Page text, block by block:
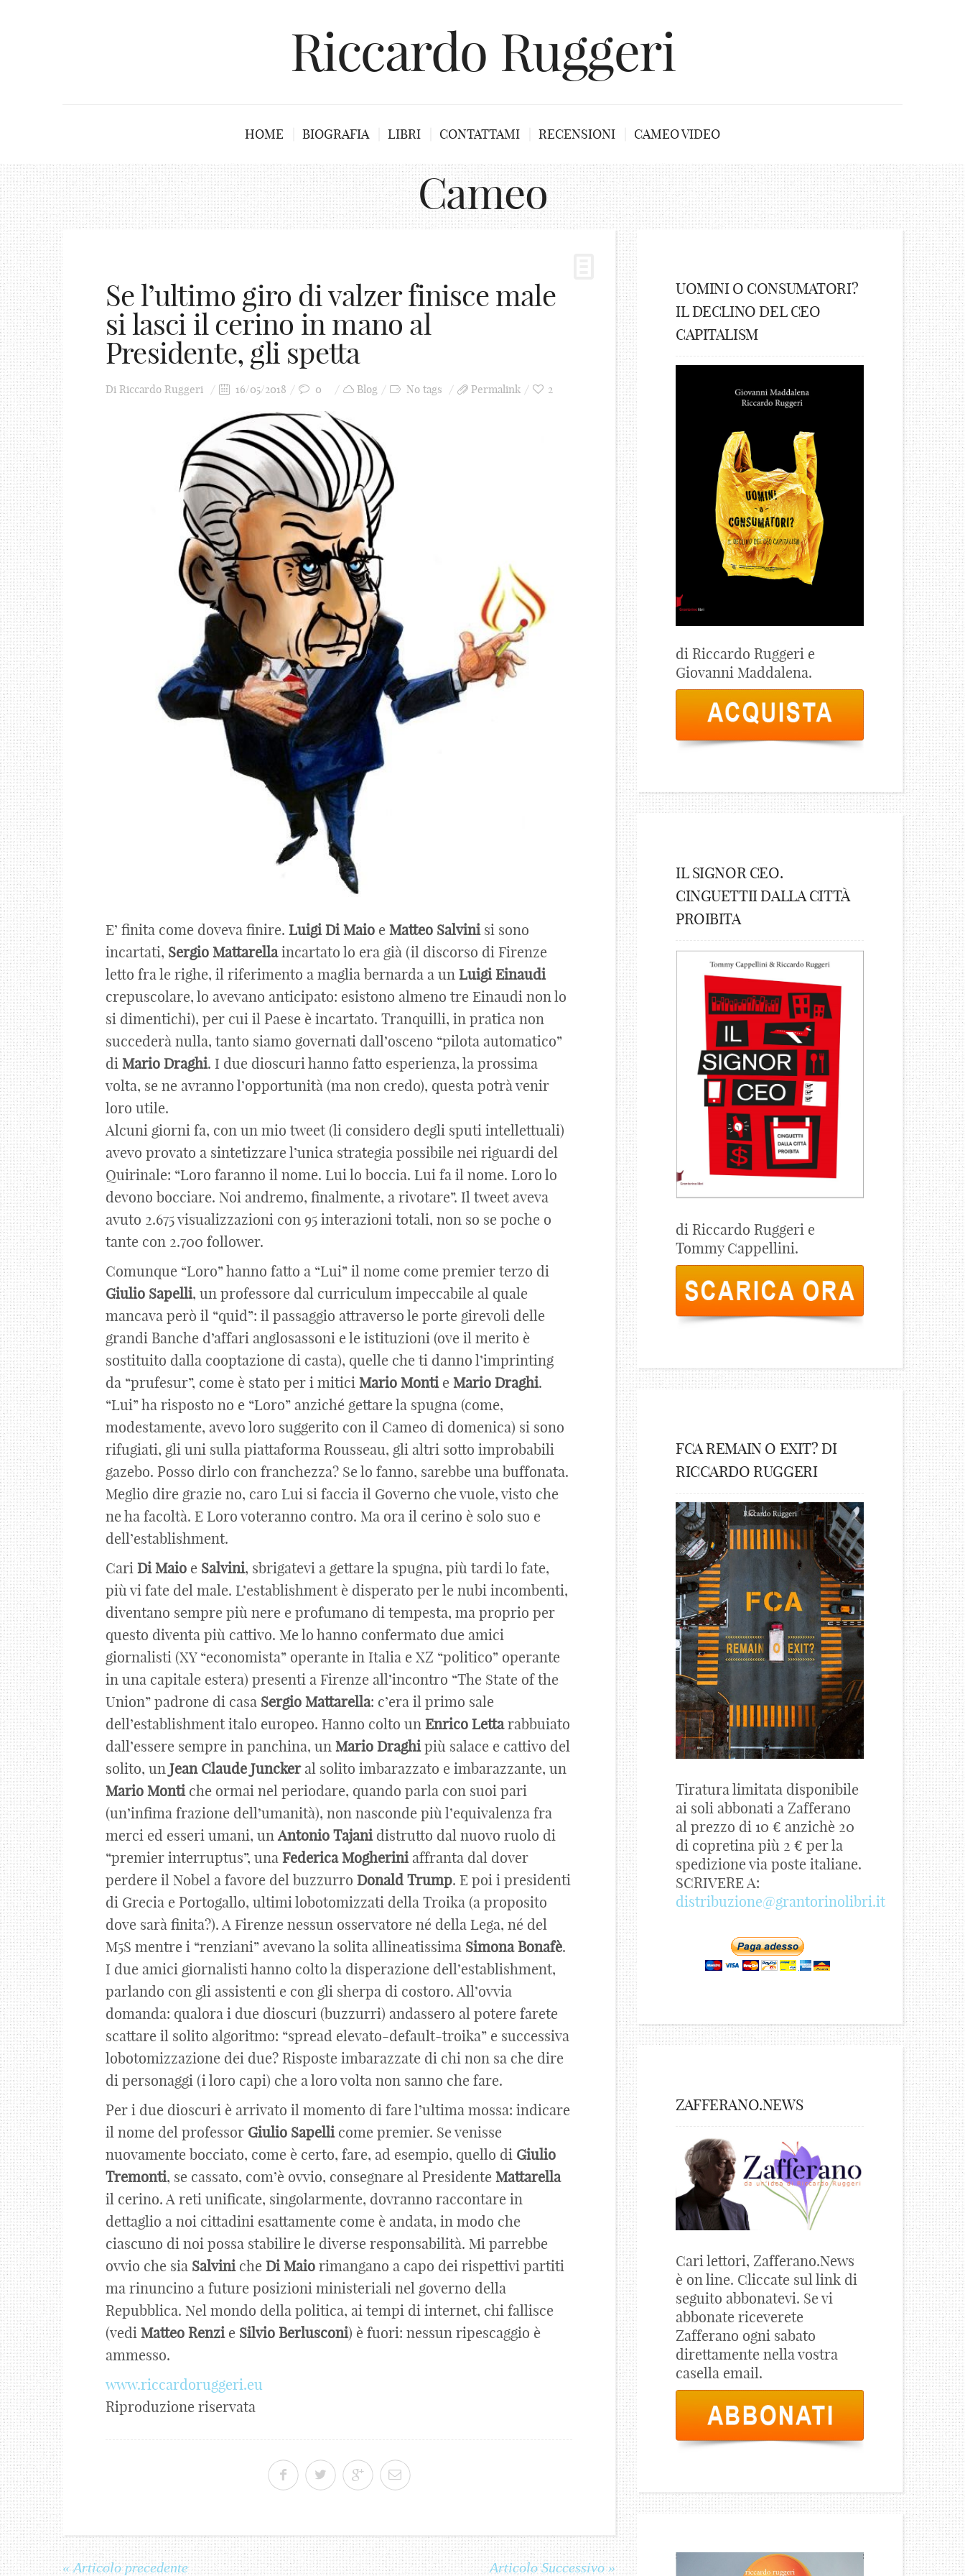
Riccardo Ruggeri
HOME BIOGRAFIA LIBRI CONTATTAMI RECENSIONI CAMEO VIDEO
Cameo
Se l’ultimo giro di valzer finisce male
si lasci il cerino in mano al
Presidente, gli spetta
Di Riccardo Ruggeri 16/05/2018 0 Blog No tags Permalink 2
E’ finita come doveva finire. Luigi Di Maio e Matteo Salvinisi sono
incartati, Sergio Mattarellaincartato lo era già (il discorso di Firenze
letto fra le righe, il riferimento a maglia bernarda a un Luigi Einaudi
crepuscolare, lo avevano anticipato: esistono almeno tre Einaudi non lo
si dimentichi), per cui il Paese è incartato. Tranquilli, in pratica non
succederà nulla, tanto siamo governati dall’osceno “pilota automatico”
di Mario Draghi. I due dioscuri hanno fatto esperienza, la prossima
volta, se ne avranno l’opportunità (ma non credo), questa potrà venir
loro utile.
Alcuni giorni fa, con un mio tweet (li considero degli sputi intellettuali)
avevo provato a sintetizzare l’unica strategia possibile nei riguardi del
Quirinale: “Loro faranno il nome. Lui lo boccia. Lui fa il nome. Loro lo
devono bocciare. Noi andremo, finalmente, a rivotare”. Il tweet aveva
avuto 2.675 visualizzazioni con 95 interazioni totali, non so se poche o
tante con 2.700 follower.
Comunque “Loro” hanno fatto a “Lui” il nome come premier terzo di
Giulio Sapelli, un professore dal curriculum impeccabile al quale
mancava però il “quid”: il passaggio attraverso le porte girevoli delle
grandi Banche d’affari anglosassoni e le istituzioni (ove il merito è
sostituito dalla cooptazione di casta), quelle che ti danno l’imprinting
da “prufesur”, come è stato per i mitici Mario Montie Mario Draghi.
“Lui” ha risposto no e “Loro” anziché gettare la spugna (come,
modestamente, avevo loro suggerito con il Cameo di domenica) si sono
rifugiati, gli uni sulla piattaforma Rousseau, gli altri sotto improbabili
gazebo. Posso dirlo con franchezza? Se lo fanno, sarebbe una buffonata.
Meglio dire grazie no, caro Lui si faccia il Governo che vuole, visto che
ne ha facoltà. E Loro voteranno contro. Ma ora il cerino è solo suo e
dell’establishment.
Cari Di Maio e Salvini, sbrigatevi a gettare la spugna, più tardi lo fate,
più vi fate del male. L’establishment è disperato per le nubi incombenti,
diventano sempre più nere e profumano di tempesta, ma proprio per
questo diventa più cattivo. Me lo hanno confermato due amici
giornalisti (XY “economista” operante in Italia e XZ “politico” operante
in una capitale estera) presenti a Firenze all’incontro “The State of the
Union” padrone di casa Sergio Mattarella: c’era il primo sale
dell’establishment italo europeo. Hanno colto un Enrico Lettarabbuiato
dall’essere sempre in panchina, un Mario Draghipiù salace e cattivo del
solito, un Jean Claude Junckeral solito imbarazzato e imbarazzante, un
Mario Montiche ormai nel periodare, quando parla con suoi pari
(un’infima frazione dell’umanità), non nasconde più l’equivalenza fra
merci ed esseri umani, unAntonio Tajanidistrutto dal nuovo ruolo di
“premier interruptus”, una Federica Mogheriniaffranta dal dover
perdere il Nobel a favore del buzzurro Donald Trump. E poi i presidenti
di Grecia e Portogallo, ultimi lobotomizzati della Troika (a proposito
dove sarà finita?). A Firenze nessun osservatore né della Lega, né del
M5S mentre i “renziani” avevano la solita allineatissima Simona Bonafè.
I due amici giornalisti hanno colto la disperazione dell’establishment,
parlando con gli assistenti e con gli sherpa di costoro. All’ovvia
domanda: qualora i due dioscuri (buzzurri) andassero al potere farete
scattare il solito algoritmo: “spread elevato-default-troika” e successiva
lobotomizzazione dei due? Risposte imbarazzate di chi non sa che dire
di personaggi (i loro capi) che a loro volta non sanno che fare.
Per i due dioscuri è arrivato il momento di fare l’ultima mossa: indicare
il nome del professor Giulio Sapellicome premier. Se venisse
nuovamente bocciato, come è certo, fare, ad esempio, quello di Giulio
Tremonti, se cassato, com’è ovvio, consegnare al Presidente Mattarella
il cerino. A reti unificate, singolarmente, dovranno raccontare in
dettaglio a noi cittadini esattamente come è andata, in modo che
ciascuno di noi possa stabilire le diverse responsabilità. Mi parrebbe
ovvio che sia Salviniche Di Maio rimangano a capo dei rispettivi partiti
ma rinuncino a future posizioni ministeriali nel governo della
Repubblica. Nel mondo della politica, ai tempi di internet, chi fallisce
(vedi Matteo Renzie Silvio Berlusconi) è fuori: nessun ripescaggio è
ammesso.
www.riccardoruggeri.eu
Riproduzione riservata
« Articolo precedente Articolo Successivo »
UOMINI O CONSUMATORI?
IL DECLINO DEL CEO
CAPITALISM
di Riccardo Ruggeri e
Giovanni Maddalena.
IL SIGNOR CEO.
CINGUETTII DALLA CITTÀ
PROIBITA
di Riccardo Ruggeri e
Tommy Cappellini.
FCA REMAIN O EXIT? DI
RICCARDO RUGGERI
Tiratura limitata disponibile
ai soli abbonati a Zafferano
al prezzo di 10 € anzichè 20
di copretina più 2 € per la
spedizione via poste italiane.
SCRIVERE A:
distribuzione@grantorinolibri.it
ZAFFERANO.NEWS
Cari lettori, Zafferano.News
è on line. Cliccate sul link di
seguito abbonatevi. Se vi
abbonate riceverete
Zafferano ogni sabato
direttamente nella vostra
casella email.